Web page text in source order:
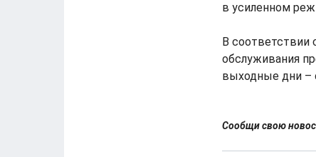
в усиленном
В соответствии
обслуживания
выходные дни –
Сообщи свою